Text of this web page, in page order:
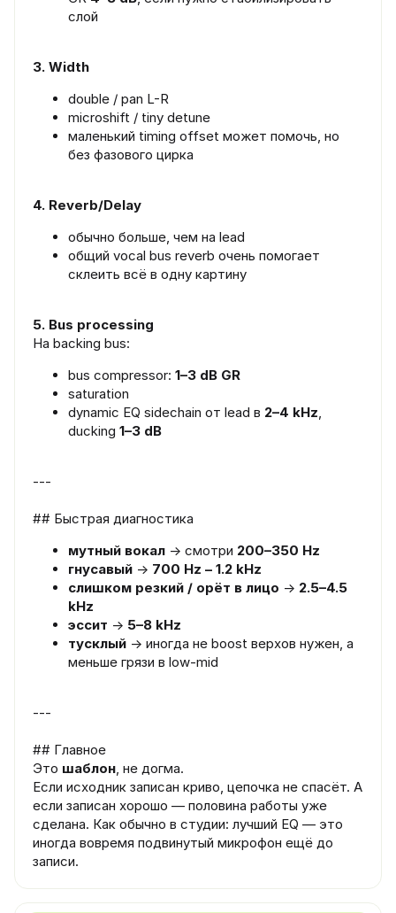
слой
3. Width
double / pan L-R
microshift / tiny detune
маленький timing offset может помочь, но
без фазового цирка
4. Reverb/Delay
обычно больше, чем на lead
общий vocal bus reverb очень помогает
склеить всё в одну картину
5. Bus processing
На backing bus:
bus compressor: 1–3 dB GR
saturation
dynamic EQ sidechain от lead в 2–4 kHz,
ducking 1–3 dB
---
## Быстрая диагностика
мутный вокал → смотри 200–350 Hz
гнусавый → 700 Hz – 1.2 kHz
слишком резкий / орёт в лицо → 2.5–4.5
kHz
эссит → 5–8 kHz
тусклый → иногда не boost верхов нужен, а
меньше грязи в low-mid
---
## Главное
Это шаблон, не догма.
Если исходник записан криво, цепочка не спасёт. А
если записан хорошо — половина работы уже
сделана. Как обычно в студии: лучший EQ — это
иногда вовремя подвинутый микрофон ещё до
записи.